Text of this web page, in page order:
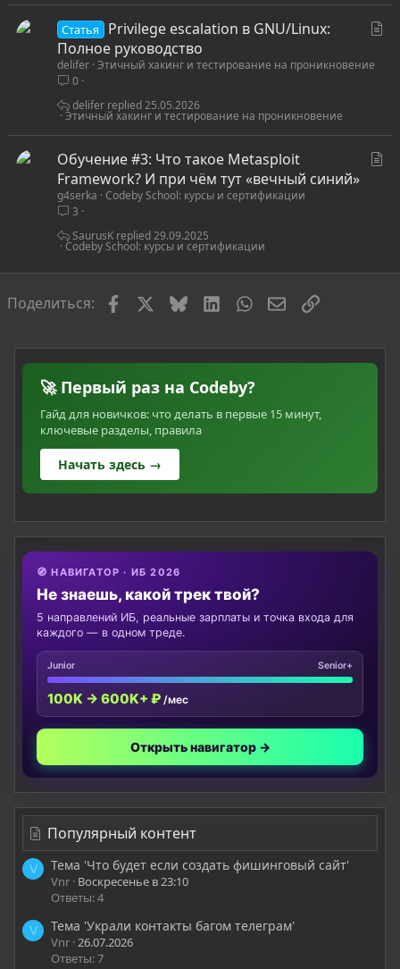
Статья
Privilege escalation в GNU/Linux:
Полное руководство
delifer Этичный хакинг и тестирование на проникновение
0
Этичный хакинг и тестирование на проникновение
25.05.2026
delifer
Обучение #3: Что такое Metasploit
Framework? И при чём тут «вечный синий»
g4serka
Codeby School: курсы и сертификации
3
Codeby School: курсы и сертификации
29.09.2025
SaurusK
Поделиться: FacebookBlueskyLinkedInWhatsAppЭлектронная
Ссылка
🚀 Первый раз на Codeby?
Гайд для новичков: что делать в первые 15 минут,
ключевые разделы, правила
Начать здесь →
🧭 НАВИГАТОР · ИБ 2026
Не знаешь, какой трек твой?
5 направлений ИБ, реальные зарплаты и точка входа для
каждого — в одном треде.
Junior Senior+
100K → 600K+ ₽ /мес
Открыть навигатор →
Популярный контент
V Тема 'Что будет если создать фишинговый сайт'
Vnr Воскресенье в 23:10
Ответы: 4
V Тема 'Украли контакты багом телеграм'
Vnr 26.07.2026
Ответы: 7